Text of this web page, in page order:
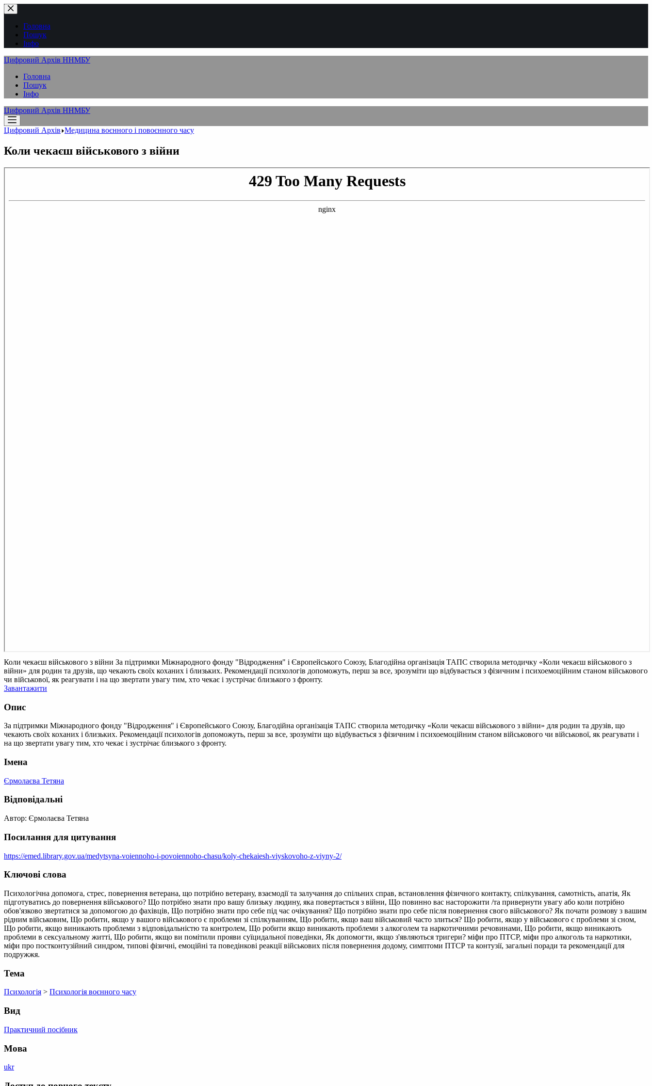
Перейти
до
вмістуГоловна
Пошук
Інфо
Цифровий Архів ННМБУ
Головна
Пошук
Інфо
Цифровий Архів ННМБУ
Цифровий Архів Медицина воєнного і повоєнного часу
Коли чекаєш військового з війни
Коли чекаєш військового з війни За підтримки Міжнародного фонду "Відродження" і Європейського Союзу, Благодійна організація ТАПС створила методичку «Коли чекаєш військового з
війни» для родин та друзів, що чекають своїх коханих і близьких. Рекомендації психологів допоможуть, перш за все, зрозуміти що відбувається з фізичним і психоемоційним станом військового
чи військової, як реагувати і на що звертати увагу тим, хто чекає і зустрічає близького з фронту.
Завантажити
Опис
За підтримки Міжнародного фонду "Відродження" і Європейського Союзу, Благодійна організація ТАПС створила методичку «Коли чекаєш військового з війни» для родин та друзів, що
чекають своїх коханих і близьких. Рекомендації психологів допоможуть, перш за все, зрозуміти що відбувається з фізичним і психоемоційним станом військового чи військової, як реагувати і
на що звертати увагу тим, хто чекає і зустрічає близького з фронту.
Імена
Єрмолаєва Тетяна
Відповідальні
Автор: Єрмолаєва Тетяна
Посилання для цитування
https://emed.library.gov.ua/medytsyna-voiennoho-i-povoiennoho-chasu/koly-chekaiesh-viyskovoho-z-viyny-2/
Ключові слова
Психологічна допомога, стрес, повернення ветерана, що потрібно ветерану, взаємодії та залучання до спільних справ, встановлення фізичного контакту, спілкування, самотність, апатія, Як
підготуватись до повернення військового? Що потрібно знати про вашу близьку людину, яка повертається з війни, Що повинно вас насторожити /та привернути увагу або коли потрібно
обов'язково звертатися за допомогою до фахівців, Що потрібно знати про себе під час очікування? Що потрібно знати про себе після повернення свого військового? Як почати розмову з вашим
рідним військовим, Що робити, якщо у вашого військового є проблеми зі спілкуванням, Що робити, якщо ваш військовий часто злиться? Що робити, якщо у військового є проблеми зі сном,
Що робити, якщо виникають проблеми з відповідальністю та контролем, Що робити якщо виникають проблеми з алкоголем та наркотичними речовинами, Що робити, якщо виникають
проблеми в сексуальному житті, Що робити, якщо ви помітили прояви суїцидальної поведінки, Як допомогти, якщо з'являються тригери? міфи про ПТСР, міфи про алкоголь та наркотики,
міфи про постконтузійний синдром, типові фізичні, емоційні та поведінкові реакції військових після повернення додому, симптоми ПТСР та контузії, загальні поради та рекомендації для
подружжя.
Тема
Психологія > Психологія воєнного часу
Вид
Практичний посібник
Мова
ukr